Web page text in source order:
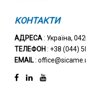
КОНТАКТИ
АДРЕСА: Україна,
ТЕЛЕФОН : +38 (044)
EMAIL: